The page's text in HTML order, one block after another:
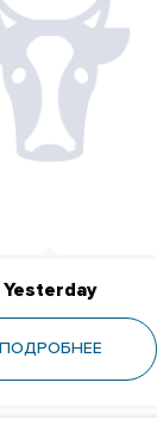
Yesterday
ПОДРОБНЕЕ